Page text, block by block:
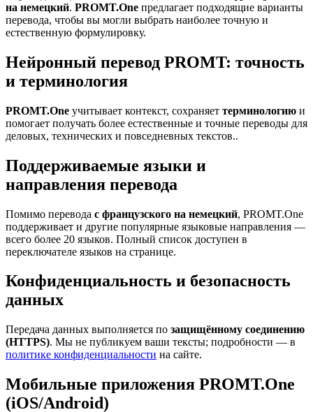
на немецкий. PROMT.One предлагает подходящие варианты
перевода, чтобы вы могли выбрать наиболее точную и
естественную формулировку.
Нейронный перевод PROMT: точность
и терминология
PROMT.One учитывает контекст, сохраняет терминологию и
помогает получать более естественные и точные переводы для
деловых, технических и повседневных текстов..
Поддерживаемые языки и
направления перевода
Помимо перевода с французского на немецкий, PROMT.One
поддерживает и другие популярные языковые направления —
всего более 20 языков. Полный список доступен в
переключателе языков на странице.
Конфиденциальность и безопасность
данных
Передача данных выполняется по защищённому соединению
(HTTPS). Мы не публикуем ваши тексты; подробности — в
политике конфиденциальности на сайте.
Мобильные приложения PROMT.One
(iOS/Android)